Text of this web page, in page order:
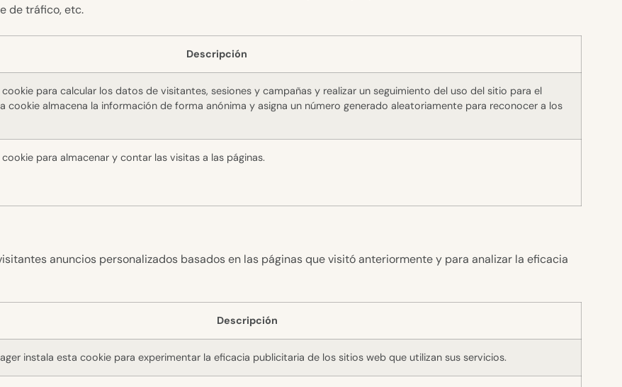
de tráfico, etc.
Descripción
para calcular los datos de visitantes, sesiones y campañas y realizar un seguimiento del uso del sitio para el
cookie almacena la información de forma anónima y asigna un número generado aleatoriamente para reconocer a los
para almacenar y contar las visitas a las páginas.
anuncios personalizados basados en las páginas que visitó anteriormente y para analizar la eficacia
Descripción
instala esta cookie para experimentar la eficacia publicitaria de los sitios web que utilizan sus servicios.